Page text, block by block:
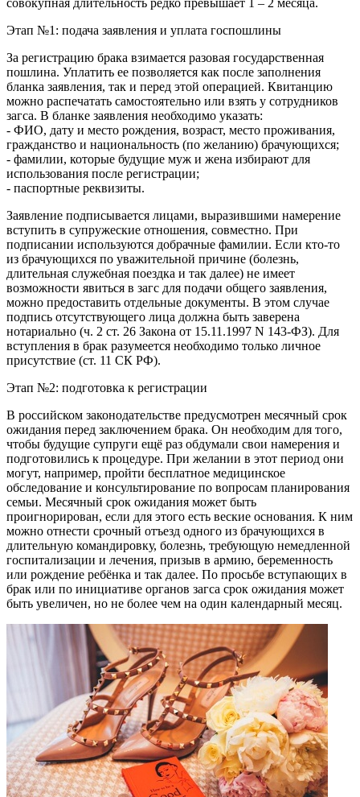
Этап №1: подача заявления и уплата госпошлины
За регистрацию брака взимается разовая государственная
пошлина. Уплатить ее позволяется как после заполнения
бланка заявления, так и перед этой операцией. Квитанцию
можно распечатать самостоятельно или взять у сотрудников
загса. В бланке заявления необходимо указать:
- ФИО, дату и место рождения, возраст, место проживания,
гражданство и национальность (по желанию) брачующихся;
- фамилии, которые будущие муж и жена избирают для
использования после регистрации;
- паспортные реквизиты.
Заявление подписывается лицами, выразившими намерение
вступить в супружеские отношения, совместно. При
подписании используются добрачные фамилии. Если кто-то
из брачующихся по уважительной причине (болезнь,
длительная служебная поездка и так далее) не имеет
возможности явиться в загс для подачи общего заявления,
можно предоставить отдельные документы. В этом случае
подпись отсутствующего лица должна быть заверена
нотариально (ч. 2 ст. 26 Закона от 15.11.1997 N 143-ФЗ). Для
вступления в брак разумеется необходимо только личное
присутствие (ст. 11 СК РФ).
Этап №2: подготовка к регистрации
В российском законодательстве предусмотрен месячный срок
ожидания перед заключением брака. Он необходим для того,
чтобы будущие супруги ещё раз обдумали свои намерения и
подготовились к процедуре. При желании в этот период они
могут, например, пройти бесплатное медицинское
обследование и консультирование по вопросам планирования
семьи. Месячный срок ожидания может быть
проигнорирован, если для этого есть веские основания. К ним
можно отнести срочный отъезд одного из брачующихся в
длительную командировку, болезнь, требующую немедленной
госпитализации и лечения, призыв в армию, беременность
или рождение ребёнка и так далее. По просьбе вступающих в
брак или по инициативе органов загса срок ожидания может
быть увеличен, но не более чем на один календарный месяц.